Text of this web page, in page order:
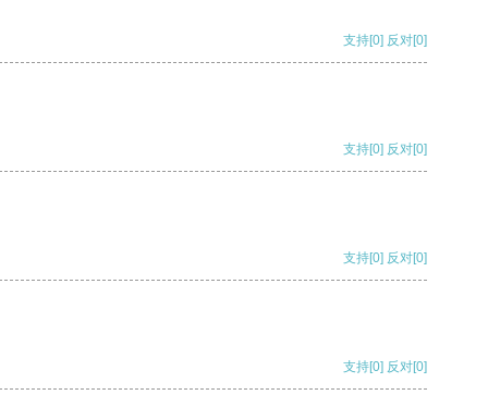
支持[0] 反对[0]
支持[0] 反对[0]
支持[0] 反对[0]
支持[0] 反对[0]